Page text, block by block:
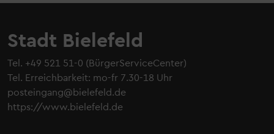
Stadt Bielefeld
Tel. +49 521 51-0 (BürgerServiceCenter)
Tel. Erreichbarkeit: mo-fr 7.30-18 Uhr
posteingang@bielefeld.de
https://www.bielefeld.de